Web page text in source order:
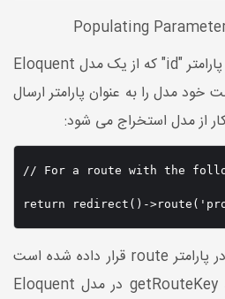
Populating
برای ارجاع به یک route با پارامتر "id" که از یک مدل Eloquent
خود مدل را به عنوان پارامتر ارسال
// For a route with the
return redirect()-
اگر می خواهید مقداری که در پارامتر route قرار داده شده است
را تغییر دهید ، باید از متد getRouteKey در مدل Eloquent